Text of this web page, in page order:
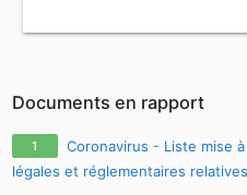
Documents en rapport
1
Coronavirus - Liste mise
légales et réglementaires